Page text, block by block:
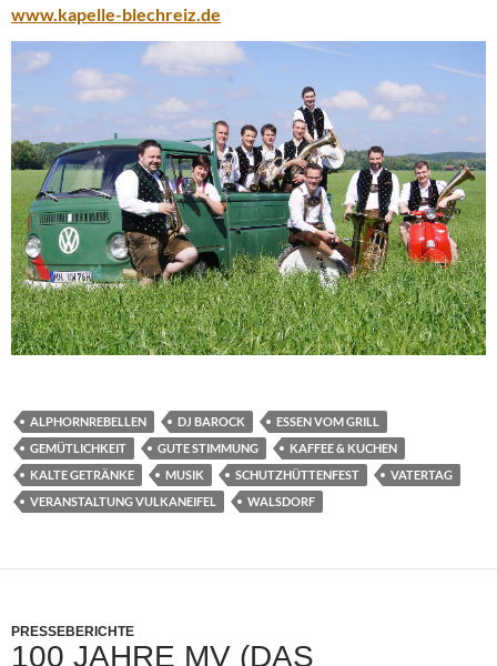
www.kapelle-blechreiz.de
ALPHORNREBELLEN DJ BAROCK
ESSEN VOM GRILL
GEMÜTLICHKEIT
GUTE STIMMUNG
KAFFEE & KUCHEN
KALTE GETRÄNKE
MUSIK SCHUTZHÜTTENFEST
VATERTAG
VERANSTALTUNG VULKANEIFEL
WALSDORF
PRESSEBERICHTE
100 JAHRE MV (DAS